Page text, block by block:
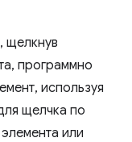
щелкнув
программно
используя
щелчка по
или